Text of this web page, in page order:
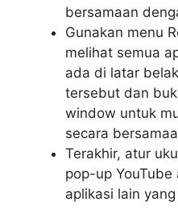
bersamaan
Gunakan menu
melihat semua
ada di latar
tersebut dan
window untuk
secara
Terakhir, atur
pop-up
aplikasi lain